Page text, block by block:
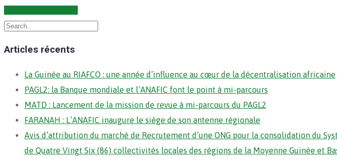
Articles récents
La Guinée au RIAFCO : une année d’influence au cœur de la décentralisation africaine
PAGL2: la Banque mondiale et l’ANAFIC font le point à mi-parcours
MATD : Lancement de la mission de revue à mi-parcours du PAGL2
FARANAH : L’ANAFIC inaugure le siège de son antenne régionale
Avis d’attribution du marché de Recrutement d’une ONG pour la consolidation du
de Quatre Vingt Six (86) collectivités locales des régions de la Moyenne Guinée et